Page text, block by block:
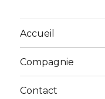
Accueil
Compagnie
Contact